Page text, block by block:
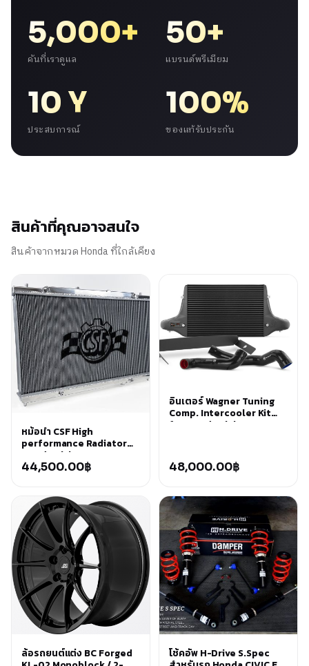
5,000+
คันที่เราดูแล
50+
แบรนด์พรีเมียม
10 Y
ประสบการณ์
100%
ของแท้รับประกัน
สินค้าที่คุณอาจสนใจ
สินค้าจากหมวด Honda ที่ใกล้เคียง
หม้อน้ำ CSF High
performance Radiator
Honda Civic FL5 Type R
44,500.00฿
อินเตอร์ Wagner Tuning
Comp. Intercooler Kit
for Honda Civic FL5
48,000.00฿
ล้อรถยนต์แต่ง BC Forged
โช้คอัพ H-Drive S.Spec